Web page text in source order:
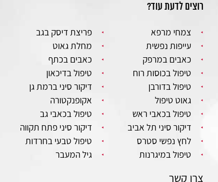
רוצים לדעת עוד?
צמחי מרפא
פריצת דיסק בגב
עייפות נפשית
מחלת גאוט
כאבים במרפק
כאבים בכתף
טיפול בכוסות רוח
טיפול בדיכאון
טיפול בדורבן
דיקור סיני ברמת גן
גאוט טיפול
אקופנקטורה
טיפול בכאבי ראש
טיפול בכאבי גב
דיקור סיני תל אביב
דיקור סיני פתח תקווה
לחץ נפשי סטרס
טיפול טבעי בחרדות
טיפול במיגרנות
גיל המעבר
צרו קשר